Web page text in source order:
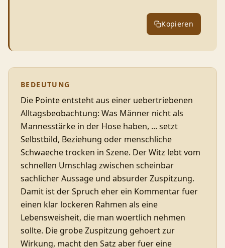
Kopieren
BEDEUTUNG
Die Pointe entsteht aus einer uebertriebenen
Alltagsbeobachtung: Was Männer nicht als
Mannesstärke in der Hose haben, ... setzt
Selbstbild, Beziehung oder menschliche
Schwaeche trocken in Szene. Der Witz lebt vom
schnellen Umschlag zwischen scheinbar
sachlicher Aussage und absurder Zuspitzung.
Damit ist der Spruch eher ein Kommentar fuer
einen klar lockeren Rahmen als eine
Lebensweisheit, die man woertlich nehmen
sollte. Die grobe Zuspitzung gehoert zur
Wirkung, macht den Satz aber fuer eine